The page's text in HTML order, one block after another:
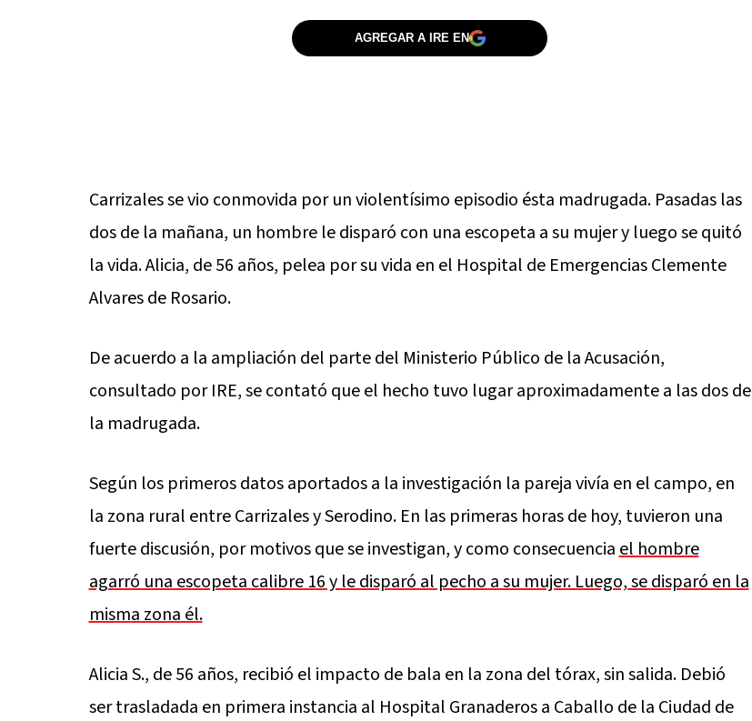
AGREGAR A IRE EN
Carrizales se vio conmovida por un violentísimo episodio ésta madrugada. Pasadas las
dos de la mañana, un hombre le disparó con una escopeta a su mujer y luego se quitó
la vida. Alicia, de 56 años, pelea por su vida en el Hospital de Emergencias Clemente
Alvares de Rosario.
De acuerdo a la ampliación del parte del Ministerio Público de la Acusación,
consultado por IRE, se contató que el hecho tuvo lugar aproximadamente a las dos de
la madrugada.
Según los primeros datos aportados a la investigación la pareja vivía en el campo, en
la zona rural entre Carrizales y Serodino. En las primeras horas de hoy, tuvieron una
fuerte discusión, por motivos que se investigan, y como consecuenciael hombre
agarró una escopeta calibre 16 y le disparó al pecho a su mujer. Luego, se disparó en la
misma zona él.
Alicia S., de 56 años, recibió el impacto de bala en la zona del tórax, sin salida. Debió
ser trasladada en primera instancia al Hospital Granaderos a Caballo de la Ciudad de